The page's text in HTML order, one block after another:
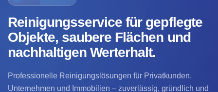
Reinigungsservice für gepflegte
Objekte, saubere Flächen und
nachhaltigen Werterhalt.
Professionelle Reinigungslösungen für Privatkunden,
Unternehmen und Immobilien – zuverlässig, gründlich und